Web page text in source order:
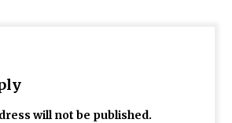
will not be published.